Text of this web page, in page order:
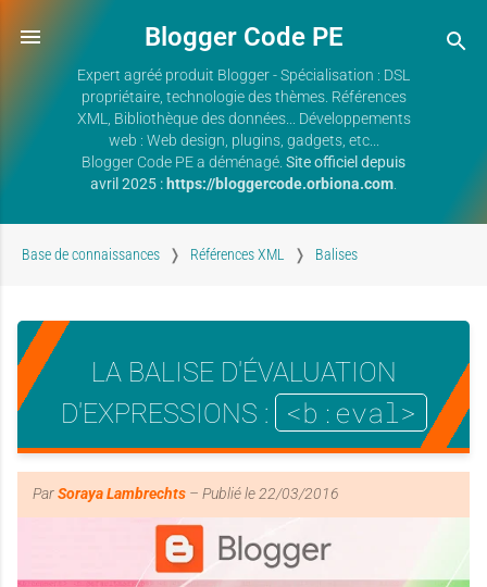
Blogger Code PE
Expert agréé produit Blogger - Spécialisation : DSL
propriétaire, technologie des thèmes. Références
XML, Bibliothèque des données... Développements
web : Web design, plugins, gadgets, etc...
Blogger Code PE a déménagé. Site officiel depuis
avril 2025 : https://bloggercode.orbiona.com.
Base de connaissances Références XML Balises
LA BALISE D'ÉVALUATION
D'EXPRESSIONS
/
T
H
E
E
: <b:eval>
ParSoraya Lambrechts – Publié le22/03/2016